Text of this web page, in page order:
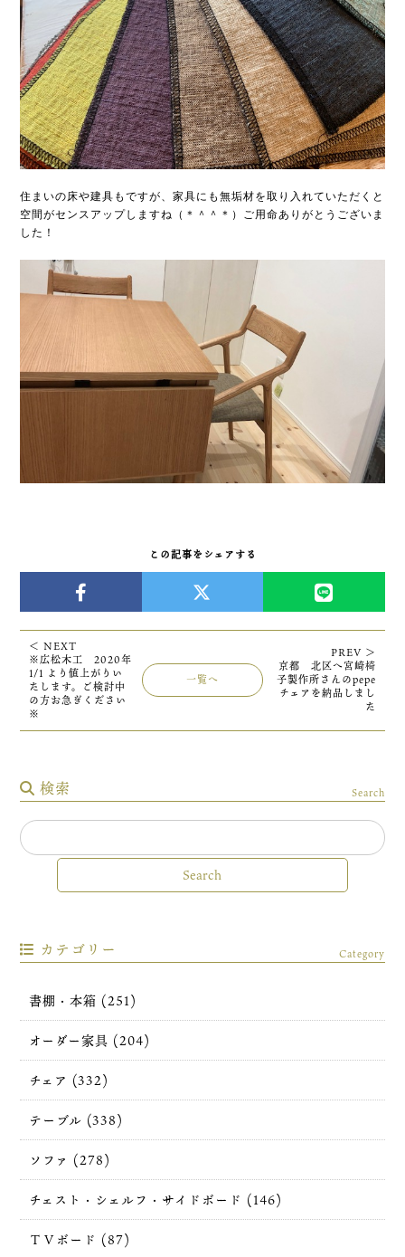
住まいの床や建具もですが、家具にも無垢材を取り入れていただくと
空間がセンスアップしますね（＊＾＾＊）ご用命ありがとうございま
した！
この記事をシェアする
＜ NEXT
※広松木工 2020年
1/1 より値上がりい
たします。ご検討中
の方お急ぎください
※
一覧へ
PREV ＞
京都 北区へ宮崎椅
子製作所さんのpepe
チェアを納品しまし
た
検索 Search
カテゴリー Category
書棚・本箱 (251)
オーダー家具 (204)
チェア (332)
テーブル (338)
ソファ (278)
チェスト・シェルフ・サイドボード (146)
ＴＶボード (87)